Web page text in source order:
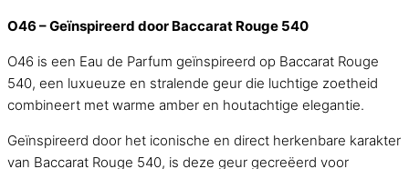
O46 – Geïnspireerd door Baccarat Rouge 540
O46 is een Eau de Parfum geïnspireerd op Baccarat Rouge
540, een luxueuze en stralende geur die luchtige zoetheid
combineert met warme amber en houtachtige elegantie.
Geïnspireerd door het iconische en direct herkenbare karakter
van Baccarat Rouge 540, is deze geur gecreëerd voor